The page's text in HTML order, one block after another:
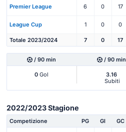
Premier League 6 0 17
League Cup 1 0 0
Totale 2023/2024 7 0 17
/ 90 min / 90 min
0 Gol
3.16
Subiti
2022/2023 Stagione
Competizione PG Gl GC